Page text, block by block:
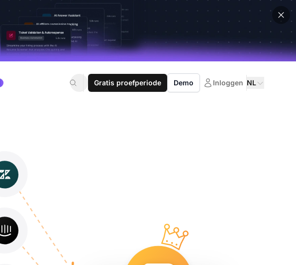
Gratis proefperiode Demo Inloggen NL